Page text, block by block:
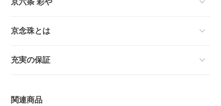
京六条 彩や
京念珠とは
充実の保証
関連商品